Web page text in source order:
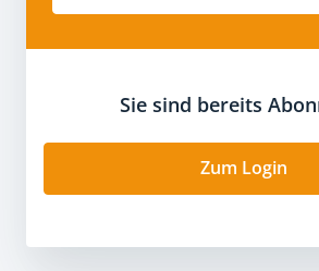
Sie sind bereits
Zum Login